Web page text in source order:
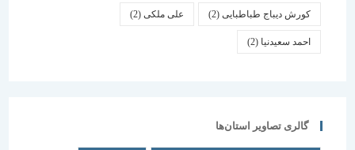
کورش دیباج طباطبایی(2) علی ملکی(2)
احمد سعیدنیا (2)
گالری تصاویر استان‌ها